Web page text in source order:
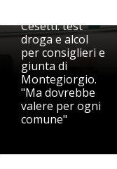
Cesetti: test
droga e alcol
per consiglieri e
giunta di
Montegiorgio.
"Ma dovrebbe
valere per ogni
comune"